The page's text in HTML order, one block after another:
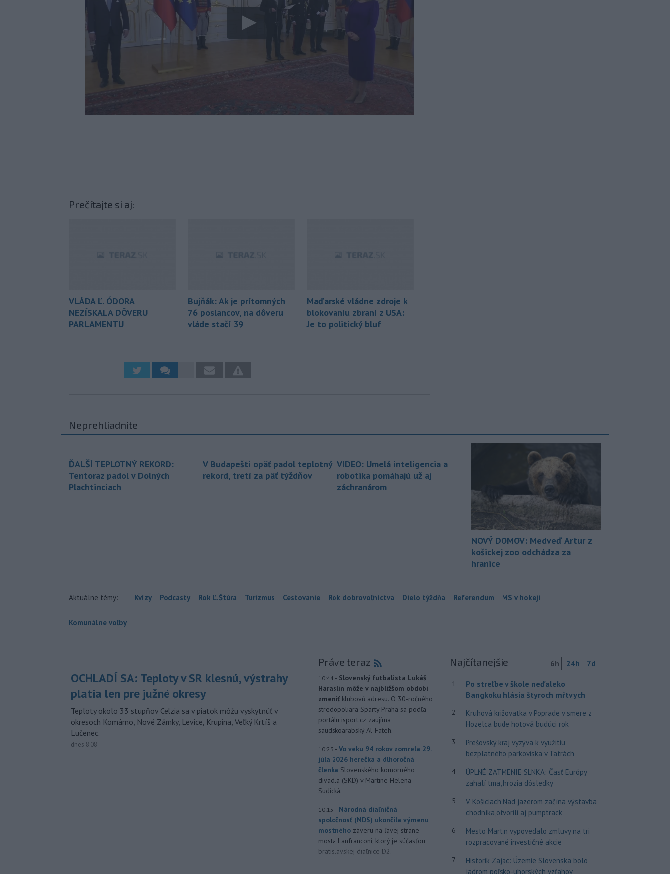
Prečítajte si aj:
VLÁDA Ľ. ÓDORA
NEZÍSKALA DÔVERU
PARLAMENTU
Bujňák: Ak je prítomných
76 poslancov, na dôveru
vláde stačí 39
Maďarské vládne zdroje k
blokovaniu zbraní z USA:
Je to politický bluf
Neprehliadnite
ĎALŠÍ TEPLOTNÝ REKORD:
Tentoraz padol v Dolných
Plachtinciach
V Budapešti opäť padol teplotný
rekord, tretí za päť týždňov
VIDEO: Umelá inteligencia a
robotika pomáhajú už aj
záchranárom
NOVÝ DOMOV: Medveď Artur z
košickej zoo odchádza za
hranice
Aktuálne témy: Kvízy Podcasty Rok Ľ.Štúra Turizmus Cestovanie Rok dobrovoľníctva Dielo týždňa Referendum MS v hokeji
Komunálne voľby
OCHLADÍ SA: Teploty v SR klesnú, výstrahy
platia len pre južné okresy
Teploty okolo 33 stupňov Celzia sa v piatok môžu vyskytnúť v
okresoch Komárno, Nové Zámky, Levice, Krupina, Veľký Krtíš a
Lučenec.
dnes 8:08
Práve teraz
10:44 - Slovenský futbalista Lukáš
Haraslín môže v najbližšom období
zmeniť klubovú adresu. O 30-ročného
stredopoliara Sparty Praha sa podľa
portálu isport.cz zaujíma
saudskoarabský Al-Fateh.
10:23 - Vo veku 94 rokov zomrela 29.
júla 2026 herečka a dlhoročná
členka Slovenského komorného
divadla (SKD) v Martine Helena
Sudická.
10:15 - Národná diaľničná
spoločnosť (NDS) ukončila výmenu
mostného záveru na ľavej strane
mosta Lanfranconi, ktorý je súčasťou
bratislavskej diaľnice D2.
Najčítanejšie 6h 24h 7d
1
Po streľbe v škole neďaleko
Bangkoku hlásia štyroch mŕtvych
2
Kruhová križovatka v Poprade v smere z
Hozelca bude hotová budúci rok
3
Prešovský kraj vyzýva k využitiu
bezplatného parkoviska v Tatrách
4
ÚPLNÉ ZATMENIE SLNKA: Časť Európy
zahalí tma, hrozia dôsledky
5
V Košiciach Nad jazerom začína výstavba
chodníka,otvorili aj pumptrack
6
Mesto Martin vypovedalo zmluvy na tri
rozpracované investičné akcie
7
Historik Zajac: Územie Slovenska bolo
jadrom poľsko-uhorských vzťahov